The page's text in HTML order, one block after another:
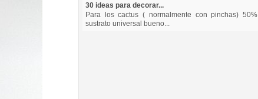
30 ideas para decorar...
Para los cactus ( normalmente con pinchas) 50%
sustrato universal bueno...